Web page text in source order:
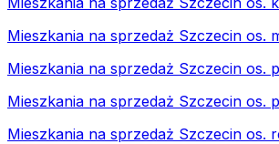
Mieszkania na sprzedaż Szczecin os.
Mieszkania na sprzedaż Szczecin os.
Mieszkania na sprzedaż Szczecin os.
Mieszkania na sprzedaż Szczecin os.